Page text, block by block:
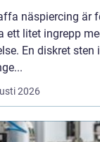
näspiercing är
ett litet ingrepp
En diskret sten i
2026